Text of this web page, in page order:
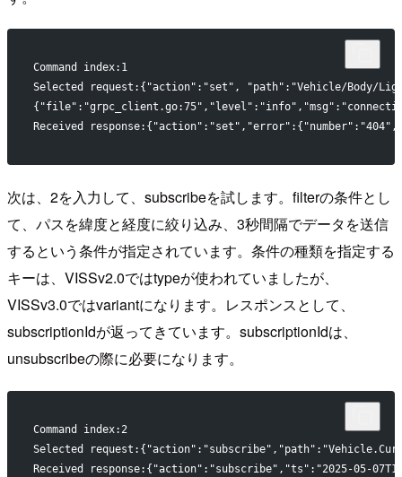
Command index:1
Selected request:{"action":"set", "path":"Vehicle/Body/
Received
次は、2を入力して、subscribeを試します。filterの条件とし
て、パスを緯度と経度に絞り込み、3秒間隔でデータを送信
するという条件が指定されています。条件の種類を指定する
キーは、VISSv2.0ではtypeが使われていましたが、
VISSv3.0ではvariantになります。レスポンスとして、
subscriptionIdが返ってきています。subscriptionIdは、
unsubscribeの際に必要になります。
Command index:2
Selected
Received response:{"action":"subscribe","ts":"2025-05-